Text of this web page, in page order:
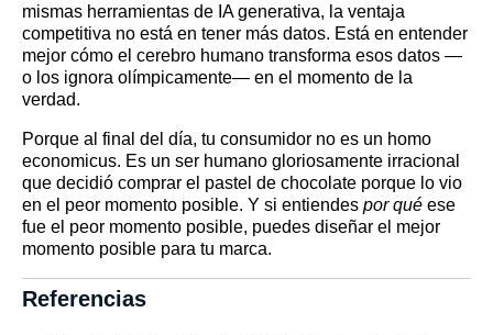
mismas herramientas de IA generativa, la ventaja
competitiva no está en tener más datos. Está en entender
mejor cómo el cerebro humano transforma esos datos —
o los ignora olímpicamente— en el momento de la
verdad.
Porque al final del día, tu consumidor no es un homo
economicus. Es un ser humano gloriosamente irracional
que decidió comprar el pastel de chocolate porque lo vio
en el peor momento posible. Y si entiendes por qué ese
fue el peor momento posible, puedes diseñar el mejor
momento posible para tu marca.
Referencias